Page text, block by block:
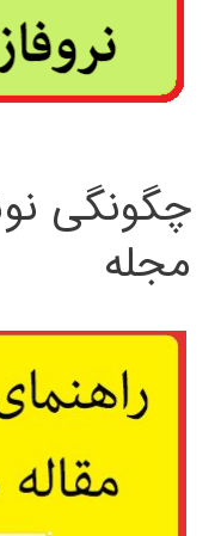
چگونگی
مجله